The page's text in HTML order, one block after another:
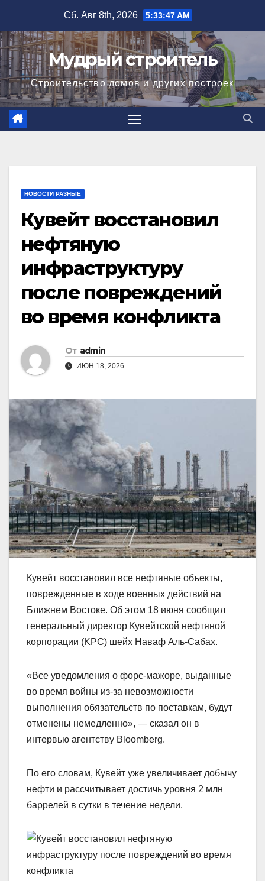
содержимому
Сб. Авг 8th, 2026 5:33:48 AM
Мудрый строитель
Строительство домов и других построек
НОВОСТИ РАЗНЫЕ
Кувейт восстановил
нефтяную
инфраструктуру
после повреждений
во время конфликта
От admin
ИЮН 18, 2026
Кувейт восстановил все нефтяные объекты,
поврежденные в ходе военных действий на
Ближнем Востоке. Об этом 18 июня сообщил
генеральный директор Кувейтской нефтяной
корпорации (KPC) шейх Наваф Аль-Сабах.
«Все уведомления о форс-мажоре, выданные
во время войны из-за невозможности
выполнения обязательств по поставкам, будут
отменены немедленно», — сказал он в
интервью агентству Bloomberg.
По его словам, Кувейт уже увеличивает добычу
нефти и рассчитывает достичь уровня 2 млн
баррелей в сутки в течение недели.